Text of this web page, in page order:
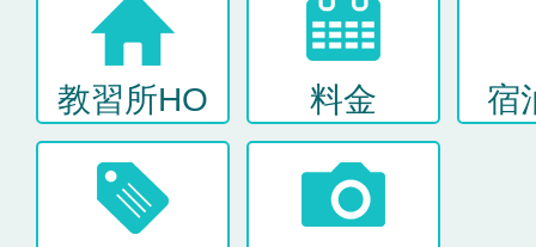
教習所HO 料金 宿